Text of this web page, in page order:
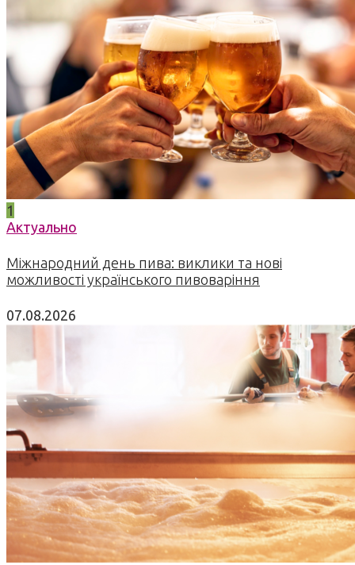
1
Актуально
Міжнародний день пива: виклики та нові
можливості українського пивоваріння
07.08.2026